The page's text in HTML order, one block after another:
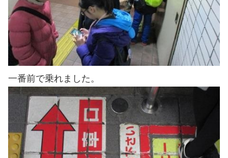
一番前で乗れました。